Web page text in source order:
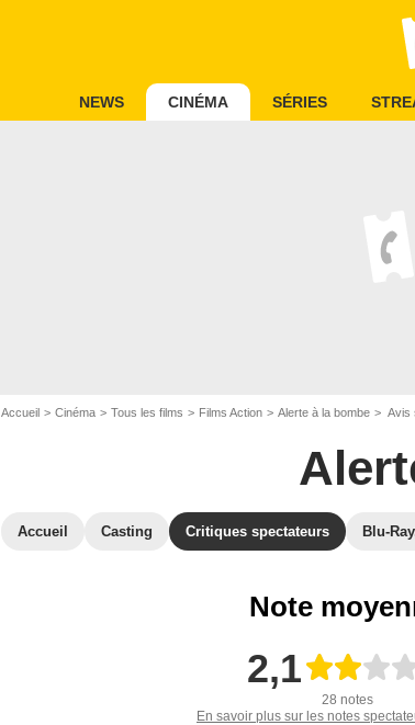
NEWS CINÉMA SÉRIES
Accueil Cinéma Tous les films Films Action Alerte à la bombe Avis
Accueil Casting Critiques spectateurs Blu-
Note
2,1
28 notes
En savoir plus sur les notes